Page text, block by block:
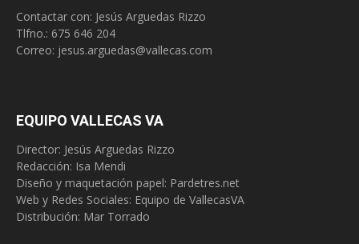
Contactar con: Jesús Arguedas Rizzo
Tlfno.: 675 646 204
Correo: jesus.arguedas@vallecas.com
EQUIPO VALLECAS VA
Director: Jesús Arguedas Rizzo
Redacción: Isa Mendi
Diseño y maquetación papel: Pardetres.net
Web y Redes Sociales: Equipo de VallecasVA
Distribución: Mar Torrado